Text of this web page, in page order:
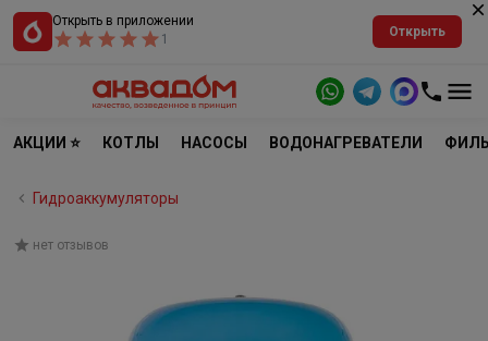
Открыть в приложении
1
Открыть
АКЦИИ ⭐ КОТЛЫ НАСОСЫ ВОДОНАГРЕВАТЕЛИ
Гидроаккумуляторы
нет отзывов